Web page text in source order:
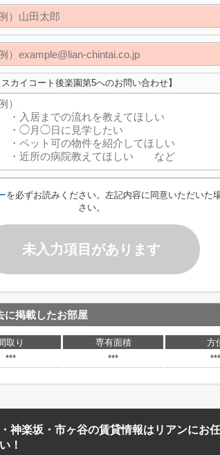
スカイコート後楽園第5へのお問い合わせ】
を必ずお読みください。左記内容に同意いただいた
さい。
未入力項目があります
に掲載したお部屋
取り 専有面積 方
*** *** ***
神楽坂・市ヶ谷の賃貸情報はリアンにお
！